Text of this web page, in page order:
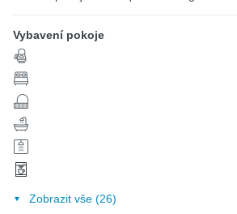
Vybavení pokoje
Zobrazit vše (26)